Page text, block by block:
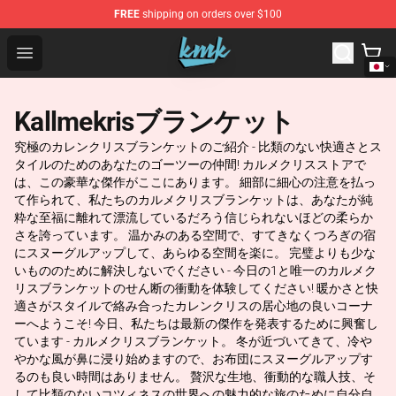
FREE shipping on orders over $100
Open menu
KallMeKris Store - Official KallMeKris Merchandise Shop
Kallmekrisブランケット
究極のカレンクリスブランケットのご紹介 - 比類のない快適さとス
タイルのためのあなたのゴーツーの仲間! カルメクリスストアで
は、この豪華な傑作がここにあります。 細部に細心の注意を払っ
て作られて、私たちのカルメクリスブランケットは、あなたが純
粋な至福に離れて漂流しているだろう信じられないほどの柔らか
さを誇っています。 温かみのある空間で、すてきなくつろぎの宿
にスヌーグルアップして、あらゆる空間を楽に。 完璧よりも少な
いもののために解決しないでください - 今日の1と唯一のカルメク
リスブランケットのせん断の衝動を体験してください! 暖かさと快
適さがスタイルで絡み合ったカレンクリスの居心地の良いコーナ
ーへようこそ! 今日、私たちは最新の傑作を発表するために興奮し
ています - カルメクリスブランケット。 冬が近づいてきて、冷や
やかな風が鼻に浸り始めますので、お布団にスヌーグルアップす
るのも良い時間はありません。 贅沢な生地、衝動的な職人技、そ